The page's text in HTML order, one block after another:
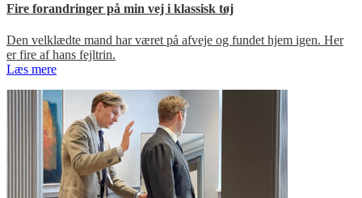
Fire forandringer på min vej i klassisk tøj
Den velklædte mand har været på afveje og fundet hjem igen. Her
er fire af hans fejltrin.
Læs mere